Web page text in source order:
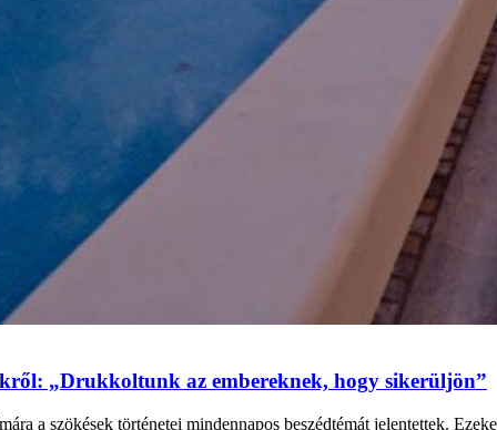
„Drukkoltunk az embereknek, hogy sikerüljön”
a szökések történetei mindennapos beszédtémát jelentettek.